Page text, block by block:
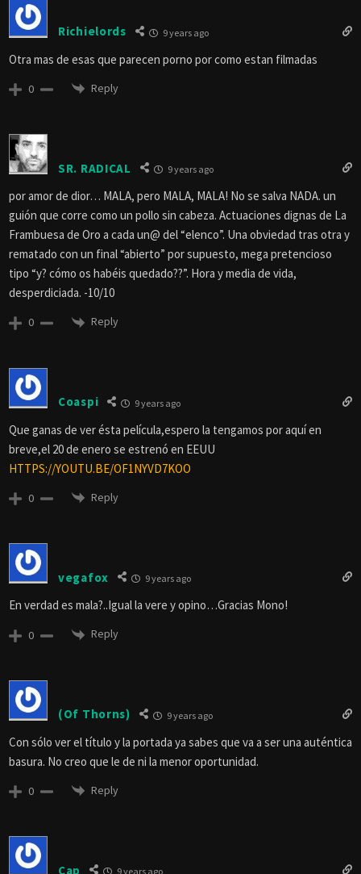
Richielords 9 years ago
Otra mas de esas que parecen porno por como estan filmadas
0 Reply
SR. RADICAL 9 years ago
por amor de dior… MALA, pero MALA, MALA! No se salva NADA. un
guión que corre como un pollo sin cabeza. Actuaciones dignas de La
Frambuesa de Oro a cada un@ del “elenco”. Una obviedad tras otra y
rematado con un final “abierto” por supuesto, mega pretencioso
tipo “y? cómo os habéis quedado??”. Hora y media de vida,
desperdiciada. -10/10
0 Reply
Coaspi 9 years ago
Que ganas de ver ésta película,espero la tengamos por aquí en
breve,el 20 de enero se estrenó en EEUU
HTTPS://YOUTU.BE/OF1NYVD7KOO
0 Reply
vegafox 9 years ago
En verdad es mala?..Igual la vere y opino…Gracias Mono!
0 Reply
(Of Thorns) 9 years ago
Con sólo ver el título y la portada ya sabes que va a ser una auténtica
basura. No creo que le de ni la menor oportunidad.
0 Reply
Cap 9 years ago